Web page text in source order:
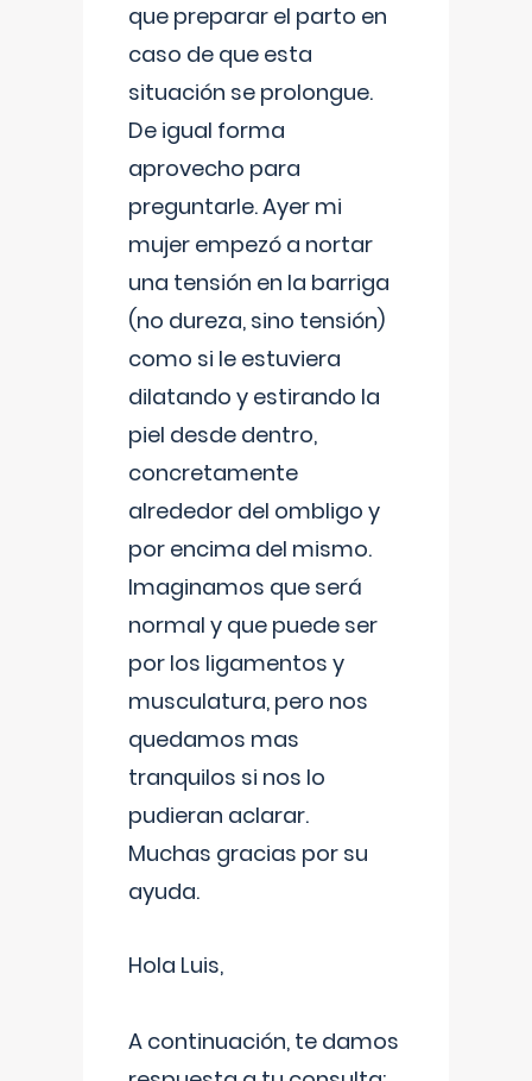
que preparar el parto en
caso de que esta
situación se prolongue.
De igual forma
aprovecho para
preguntarle. Ayer mi
mujer empezó a nortar
una tensión en la barriga
(no dureza, sino tensión)
como si le estuviera
dilatando y estirando la
piel desde dentro,
concretamente
alrededor del ombligo y
por encima del mismo.
Imaginamos que será
normal y que puede ser
por los ligamentos y
musculatura, pero nos
quedamos mas
tranquilos si nos lo
pudieran aclarar.
Muchas gracias por su
ayuda.
Hola Luis,
A continuación, te damos